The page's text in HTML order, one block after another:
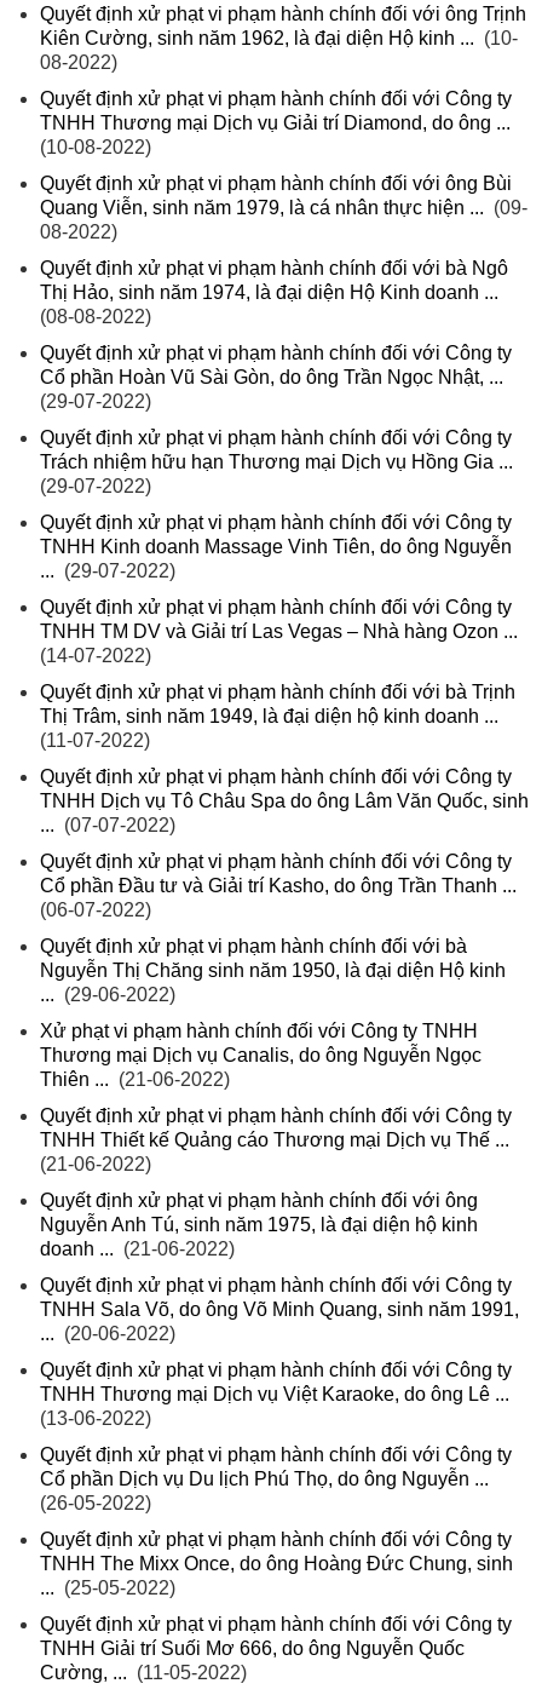
Quyết định xử phạt vi phạm hành chính đối với ông Trịnh
Kiên Cường, sinh năm 1962, là đại diện Hộ kinh ... (10-
08-2022)
Quyết định xử phạt vi phạm hành chính đối với Công ty
TNHH Thương mại Dịch vụ Giải trí Diamond, do ông ...
(10-08-2022)
Quyết định xử phạt vi phạm hành chính đối với ông Bùi
Quang Viễn, sinh năm 1979, là cá nhân thực hiện ... (09-
08-2022)
Quyết định xử phạt vi phạm hành chính đối với bà Ngô
Thị Hảo, sinh năm 1974, là đại diện Hộ Kinh doanh ...
(08-08-2022)
Quyết định xử phạt vi phạm hành chính đối với Công ty
Cổ phần Hoàn Vũ Sài Gòn, do ông Trần Ngọc Nhật, ...
(29-07-2022)
Quyết định xử phạt vi phạm hành chính đối với Công ty
Trách nhiệm hữu hạn Thương mại Dịch vụ Hồng Gia ...
(29-07-2022)
Quyết định xử phạt vi phạm hành chính đối với Công ty
TNHH Kinh doanh Massage Vinh Tiên, do ông Nguyễn
... (29-07-2022)
Quyết định xử phạt vi phạm hành chính đối với Công ty
TNHH TM DV và Giải trí Las Vegas – Nhà hàng Ozon ...
(14-07-2022)
Quyết định xử phạt vi phạm hành chính đối với bà Trịnh
Thị Trâm, sinh năm 1949, là đại diện hộ kinh doanh ...
(11-07-2022)
Quyết định xử phạt vi phạm hành chính đối với Công ty
TNHH Dịch vụ Tô Châu Spa do ông Lâm Văn Quốc, sinh
... (07-07-2022)
Quyết định xử phạt vi phạm hành chính đối với Công ty
Cổ phần Đầu tư và Giải trí Kasho, do ông Trần Thanh ...
(06-07-2022)
Quyết định xử phạt vi phạm hành chính đối với bà
Nguyễn Thị Chăng sinh năm 1950, là đại diện Hộ kinh
... (29-06-2022)
Xử phạt vi phạm hành chính đối với Công ty TNHH
Thương mại Dịch vụ Canalis, do ông Nguyễn Ngọc
Thiên ... (21-06-2022)
Quyết định xử phạt vi phạm hành chính đối với Công ty
TNHH Thiết kế Quảng cáo Thương mại Dịch vụ Thế ...
(21-06-2022)
Quyết định xử phạt vi phạm hành chính đối với ông
Nguyễn Anh Tú, sinh năm 1975, là đại diện hộ kinh
doanh ... (21-06-2022)
Quyết định xử phạt vi phạm hành chính đối với Công ty
TNHH Sala Võ, do ông Võ Minh Quang, sinh năm 1991,
... (20-06-2022)
Quyết định xử phạt vi phạm hành chính đối với Công ty
TNHH Thương mại Dịch vụ Việt Karaoke, do ông Lê ...
(13-06-2022)
Quyết định xử phạt vi phạm hành chính đối với Công ty
Cổ phần Dịch vụ Du lịch Phú Thọ, do ông Nguyễn ...
(26-05-2022)
Quyết định xử phạt vi phạm hành chính đối với Công ty
TNHH The Mixx Once, do ông Hoàng Đức Chung, sinh
... (25-05-2022)
Quyết định xử phạt vi phạm hành chính đối với Công ty
TNHH Giải trí Suối Mơ 666, do ông Nguyễn Quốc
Cường, ... (11-05-2022)